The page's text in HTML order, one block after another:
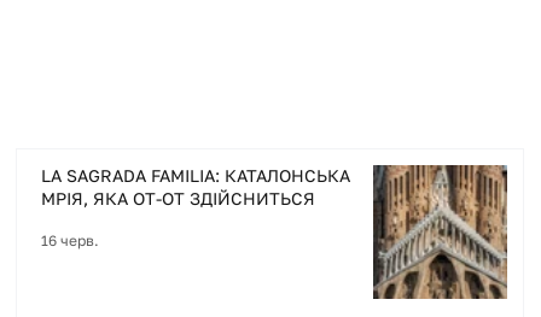
LA SAGRADA FAMILIA: КАТАЛОНСЬКА
МРІЯ, ЯКА ОТ-ОТ ЗДІЙСНИТЬСЯ
16 черв.